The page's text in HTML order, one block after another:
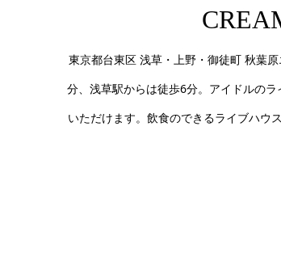
東京都台東区 浅草・上野・御徒町 秋葉
分、浅草駅からは徒歩6分。アイドルの
いただけます。飲食のできるライブハウ